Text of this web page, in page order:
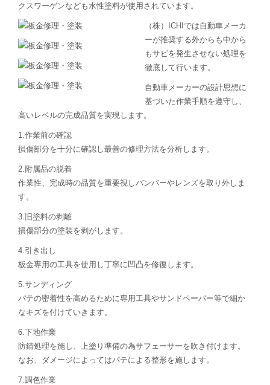
クスワーゲンなども水性塗料が使用されています。
（株）ICHIでは自動車メーカ
ーが推奨する外からも中から
もサビを発生させない処理を
徹底して行います。
自動車メーカーの設計思想に
基づいた作業手順を遵守し、
高いレベルの完成品質を実現します。
1.作業前の確認
損傷部分を十分に確認し最善の修理方法を分析します。
2.附属品の脱着
作業性、完成時の品質を重要視しバンバーやレンズを取り外しま
す。
3.旧塗料の剥離
損傷部分の塗装を剥がします。
4.引き出し
板金専用の工具を使用し丁寧に凹凸を修復します。
5.サンディング
パテの密着性を高めるために専用工具やサンドペーパー等で細か
なキズを付けていきます。
6.下地作業
防錆処理を施し、上塗り準備の為サフェーサーを吹き付けます。
なお、ダメージによってはパテによる整形を施します。
7.調色作業